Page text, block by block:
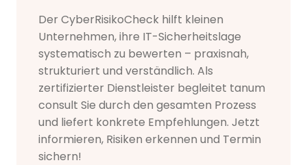
Der CyberRisikoCheck hilft kleinen
Unternehmen, ihre IT-Sicherheitslage
systematisch zu bewerten – praxisnah,
strukturiert und verständlich. Als
zertifizierter Dienstleister begleitet tanum
consult Sie durch den gesamten Prozess
und liefert konkrete Empfehlungen. Jetzt
informieren, Risiken erkennen und Termin
sichern!